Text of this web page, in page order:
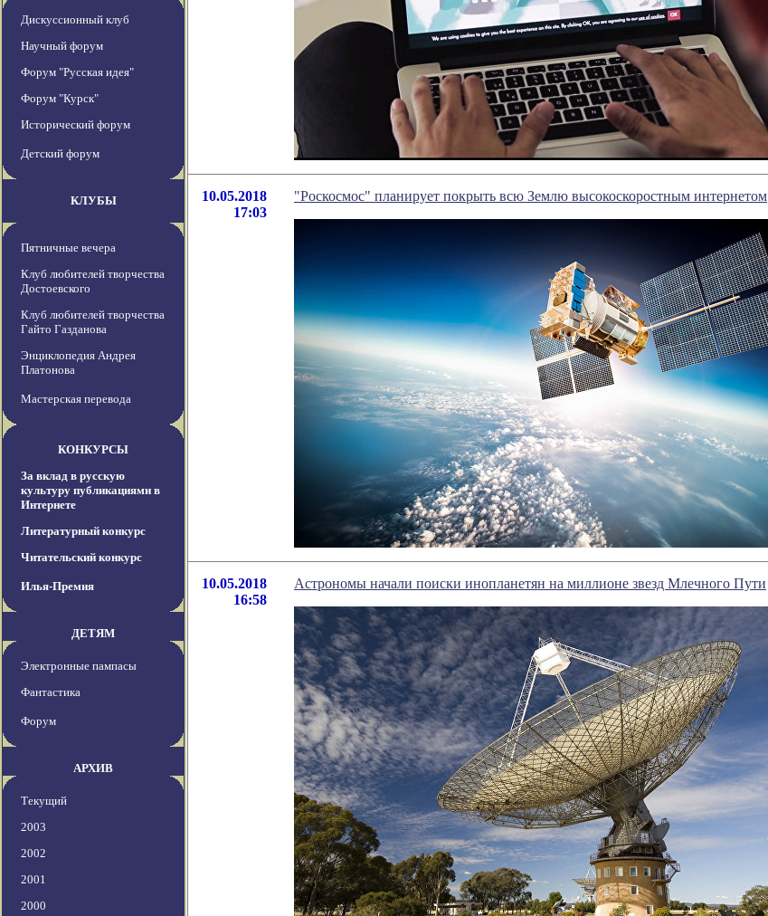
Дискуссионный клуб
Научный форум
Форум "Русская идея"
Форум "Курск"
Исторический форум
Детский форум
КЛУБЫ
Пятничные вечера
Клуб любителей творчества
Достоевского
Клуб любителей творчества
Гайто Газданова
Энциклопедия Андрея
Платонова
Мастерская перевода
КОНКУРСЫ
За вклад в русскую
культуру публикациями в
Интернете
Литературный конкурс
Читательский конкурс
Илья-Премия
ДЕТЯМ
Электронные пампасы
Фантастика
Форум
АРХИВ
Текущий
2003
2002
2001
2000
10.05.2018
17:03
"Роскосмос" планирует покрыть всю Землю высокоскоростным интернетом
10.05.2018
16:58
Астрономы начали поиски инопланетян на миллионе звезд Млечного Пути